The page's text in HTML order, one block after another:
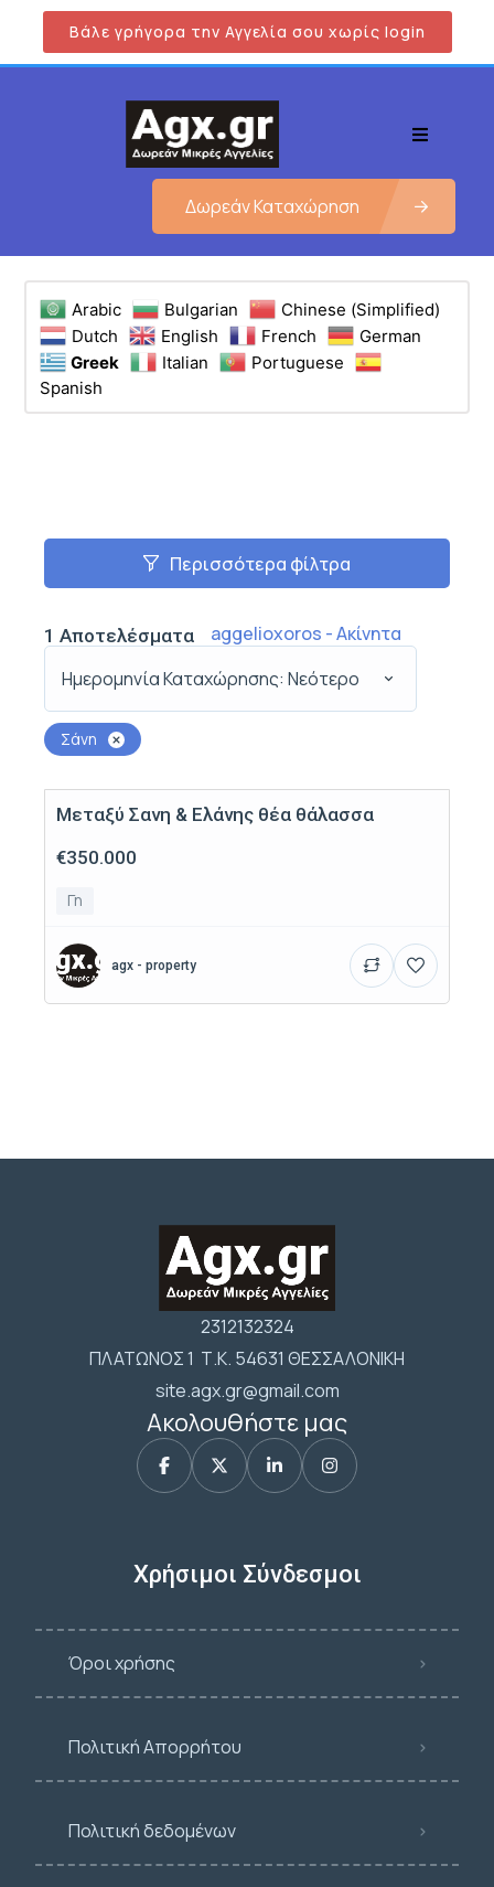
Βάλε γρήγορα την Αγγελία σου χωρίς login
Δωρεάν Καταχώρηση
Arabic Bulgarian
Chinese (Simplified)
Dutch
English French
German
Greek
Italian
Portuguese
Spanish
Περισσότερα φίλτρα
1 Αποτελέσματα
aggelioxoros - Ακίνητα
Ημερομηνία Καταχώρησης: Νεότερο
Σάνη
Πώληση
Μεταξύ Σανη & Ελάνης θέα θάλασσα
€350.000
Γη
agx - property
2312132324
ΠΛΑΤΩΝΟΣ 1 Τ.Κ. 54631 ΘΕΣΣΑΛΟΝΙΚΗ
site.agx.gr@gmail.com
Ακολουθήστε μας
Χρήσιμοι Σύνδεσμοι
Όροι χρήσης
Πολιτική Απορρήτου
Πολιτική δεδομένων